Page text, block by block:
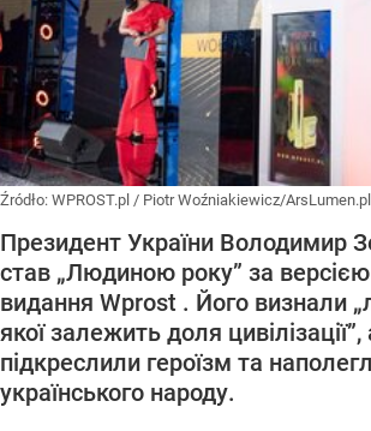
Źródło: WPROST.pl / Piotr Woźniakiewicz/ArsLumen.pl
Президент України Володимир
став „Людиною року” за
видання Wprost . Його визнали
якої залежить доля
підкреслили героїзм та
українського народу.